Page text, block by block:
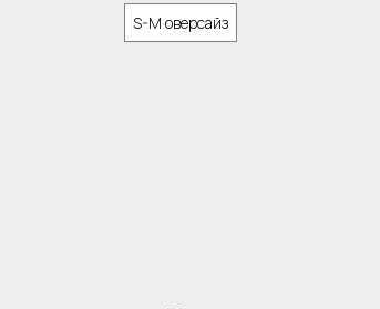
S-M оверсайз